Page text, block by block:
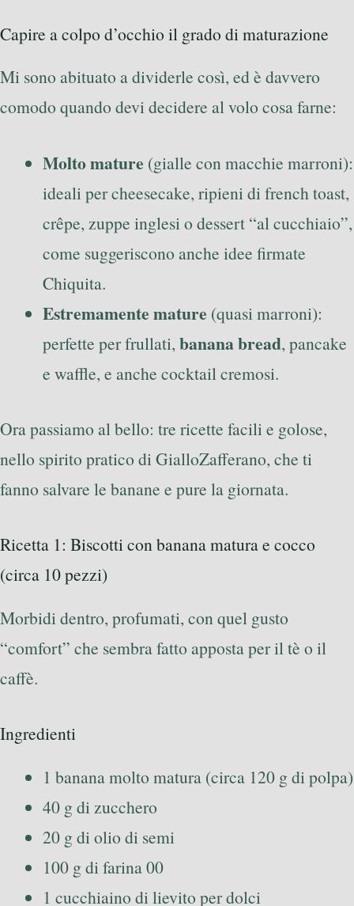
Capire a colpo d’occhio il grado di maturazione
Mi sono abituato a dividerle così, ed è davvero
comodo quando devi decidere al volo cosa farne:
Molto mature (gialle con macchie marroni):
ideali per cheesecake, ripieni di french toast,
crêpe, zuppe inglesi o dessert “al cucchiaio”,
come suggeriscono anche idee firmate
Chiquita.
Estremamente mature (quasi marroni):
perfette per frullati, banana bread, pancake
e waffle, e anche cocktail cremosi.
Ora passiamo al bello: tre ricette facili e golose,
nello spirito pratico di GialloZafferano, che ti
fanno salvare le banane e pure la giornata.
Ricetta 1: Biscotti con banana matura e cocco
(circa 10 pezzi)
Morbidi dentro, profumati, con quel gusto
“comfort” che sembra fatto apposta per il tè o il
caffè.
Ingredienti
1 banana molto matura (circa 120 g di polpa)
40 g di zucchero
20 g di olio di semi
100 g di farina 00
1 cucchiaino di lievito per dolci